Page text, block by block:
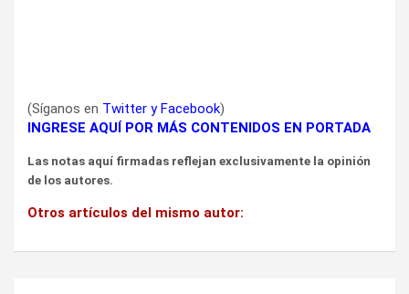
(Síganos en Twitter yFacebook)
INGRESE AQUÍ POR MÁS CONTENIDOS EN PORTADA
Las notas aquí firmadas reflejan exclusivamente la opinión
de los autores.
Otros artículos del mismo autor: